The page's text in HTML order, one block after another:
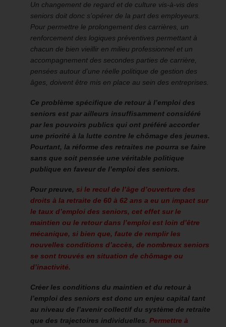
Un changement de regard et de culture vis-à-vis des
seniors doit donc s’opérer de la part des employeurs.
Pour permettre le prolongement des carrières, un
renforcement des logiques préventives permettant à
chacun de bien vieillir en milieu professionnel et un
accompagnement des secondes parties de carrière,
pensées autour d’une réelle politique de gestion des
âges, doivent être mis en place au sein des entreprises.
Ce problème spécifique de retour à l’emploi des
seniors est par ailleurs insuffisamment considéré
par les pouvoirs publics qui ont préféré accorder
une priorité à la lutte contre le chômage des jeunes.
Pourtant, la réforme des retraites ne pourra se faire
sans que soit pensée une véritable politique
publique en faveur de l’emploi des seniors.
Pour preuve, si le recul de l’âge d’ouverture des
droits à la retraite de 60 à 62 ans a eu un impact sur
le taux d’emploi des seniors, cet effet sur le
maintien ou le retour dans l’emploi est loin d’être
mécanique, si bien que, faute de remplir les
nouvelles conditions d’accès, de nombreux seniors
se sont trouvés en situation de chômage ou
d’inactivité.
Créer les conditions du maintien et du retour à
l’emploi des seniors est donc un enjeu capital tant
au niveau de l’avenir collectif du système de retraite
que des trajectoires individuelles. Permettre à